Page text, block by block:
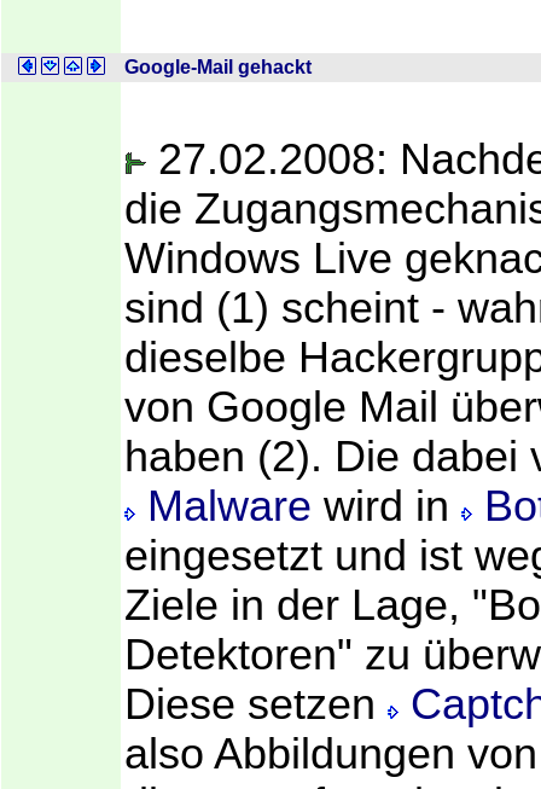
Google-Mail gehackt
27.02.2008:
die
Windows Live
sind (1) scheint -
dieselbe
von Google Mail
haben (2). Die dabei
Malware wird in
eingesetzt und ist
Ziele in der Lage,
Detektoren" zu
Diese setzen
also Abbildungen